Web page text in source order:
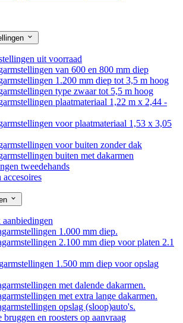
uit voorraad
van 600 en 800 mm diep
1.200 mm diep tot 3,5 m hoog
type zwaar tot 5,5 m hoog
plaatmateriaal 1,22 m x 2,44 -
voor plaatmateriaal 1,53 x 3,05
voor buiten zonder dak
buiten met dakarmen
tweedehands
1.000 mm diep.
2.100 mm diep voor platen 2.1
1.500 mm diep voor opslag
met dalende dakarmen.
met extra lange dakarmen.
opslag (sloop)auto's.
en roosters op aanvraag